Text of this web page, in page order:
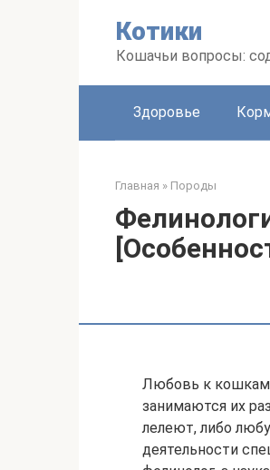
Котики
Кошачьи вопросы:
Здоровье
Главная » Породы
Любовь к кошкам
занимаются их
лелеют, либо
деятельности